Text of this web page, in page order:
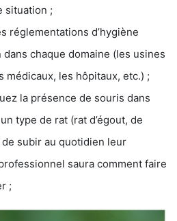
situation ;
réglementations d’hygiène
chaque domaine (les usines
médicaux, les hôpitaux, etc.) ;
la présence de souris dans
type de rat (rat d’égout, de
subir au quotidien leur
saura comment faire
;